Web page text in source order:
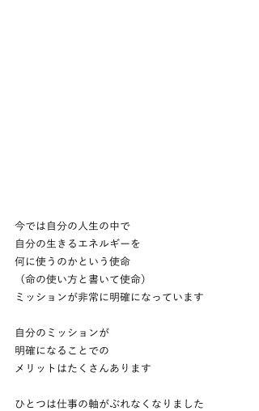
今では自分の人生の中で
自分の生きるエネルギーを
何に使うのかという使命
（命の使い方と書いて使命）
ミッションが非常に明確になっています
自分のミッションが
明確になることでの
メリットはたくさんあります
ひとつは仕事の軸がぶれなくなりました